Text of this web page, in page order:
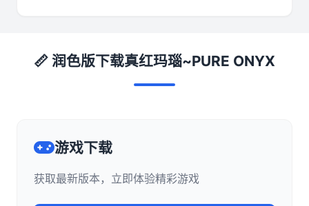
📏 润色版下载真红玛瑙~PURE ONYX
游戏下载
获取最新版本，立即体验精彩游戏